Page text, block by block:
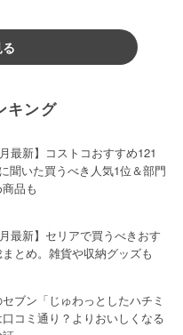
キング
月最新】コストコおすすめ121
聞いた買うべき人気1位＆部門
品も
月最新】セリアで買うべきおす
とめ。雑貨や収納グッズも
ブン「じゅわっとしたハチミ
コミ通り？よりおいしくなる